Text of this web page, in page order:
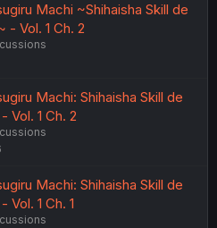
Machi ~Shihaisha Skill de
- Vol. 1 Ch. 2
Machi: Shihaisha Skill de
Vol. 1 Ch. 2
Machi: Shihaisha Skill de
Vol. 1 Ch. 1